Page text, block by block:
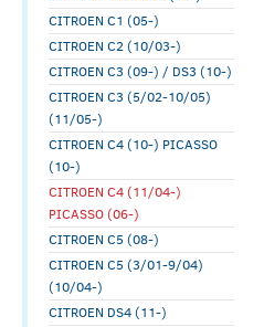
CITROEN C1 (05-)
CITROEN C2 (10/03-)
CITROEN C3 (09-) / DS3 (10-)
CITROEN C3 (5/02-10/05)
(11/05-)
CITROEN C4 (10-) PICASSO
(10-)
CITROEN C4 (11/04-)
PICASSO (06-)
CITROEN C5 (08-)
CITROEN C5 (3/01-9/04)
(10/04-)
CITROEN DS4 (11-)